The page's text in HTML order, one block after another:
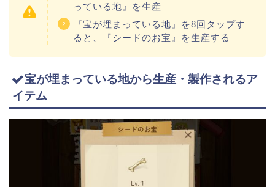
っている地』を生産
『宝が埋まっている地』を8回タップす
ると、『シードのお宝』を生産する
宝が埋まっている地から生産・製作されるア
イテム